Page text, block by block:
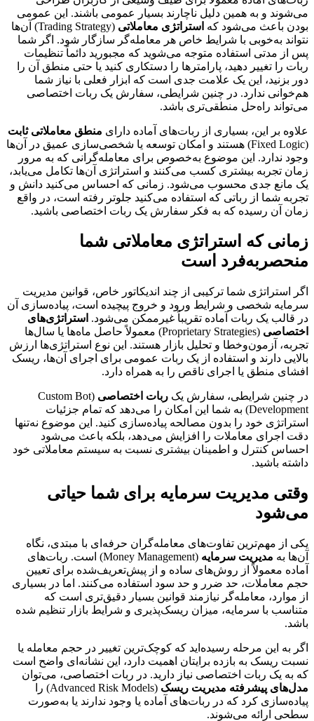
می‌شوند و به همین دلیل ناچارند بسیار عمومی باشند. این عمومی
بودن باعث می‌شود که استراتژی معاملاتی
(Trading Strategy) آن‌ها
نتواند به‌خوبی با شرایط خاص هر معامله‌گر سازگار شود. اگر شما
پس از مدتی استفاده متوجه می‌شوید که مجبورید دائماً تنظیمات
ربات را تغییر دهید، پارامترها را دستکاری کنید یا حتی منطق آن را
دور بزنید، این یک علامت جدی است که ابزار فعلی با نیاز شما
هم‌خوانی ندارد. در چنین شرایطی، سفارش یک ربات اختصاصی
می‌تواند راه‌حل منطقی‌تری باشد.
علاوه بر این، بسیاری از ربات‌های آماده دارای منطق معاملاتی ثابت
(Fixed Logic) هستند و امکان توسعه یا شخصی‌سازی عمیق در آن‌ها
وجود ندارد. این موضوع به‌خصوص برای معامله‌گرانی که به مرور
زمان تجربه بیشتری کسب می‌کنند و استراتژی آن‌ها تکامل می‌یابد،
یک مانع جدی محسوب می‌شود. زمانی که احساس می‌کنید دانش و
تجربه شما از رباتی که استفاده می‌کنید جلوتر رفته است، در واقع
زمان آن رسیده که به فکر سفارش یک ربات اختصاصی باشید.
زمانی که استراتژی معاملاتی شما
منحصر‌به‌فرد است
اگر استراتژی شما ترکیبی از چند اندیکاتور خاص، قوانین مدیریت
سرمایه شخصی و شرایط ورود و خروج پیچیده است، پیاده‌سازی آن
در قالب یک ربات آماده تقریباً غیرممکن می‌شود. استراتژی‌های
اختصاصی
(Proprietary Strategies) معمولاً حاصل ماه‌ها یا سال‌ها
تجربه، آزمون‌وخطا و تحلیل بازار هستند. این نوع استراتژی‌ها ارزش
بالایی دارند و استفاده از یک ربات عمومی برای اجرای آن‌ها، ریسک
افشای منطق یا اجرای ناقص را به همراه دارد.
در چنین شرایطی، سفارش یک ربات اختصاصی (Custom Bot
Development) به شما این امکان را می‌دهد که تمام جزئیات
استراتژی خود را بدون مصالحه پیاده‌سازی کنید. این موضوع نه‌تنها
دقت اجرای معاملات را افزایش می‌دهد، بلکه باعث می‌شود
احساس کنترل و اطمینان بیشتری نسبت به سیستم معاملاتی خود
داشته باشید.
وقتی مدیریت سرمایه برای شما حیاتی
می‌شود
یکی از مهم‌ترین تفاوت‌های معامله‌گران حرفه‌ای با مبتدی، نگاه
آن‌ها به مدیریت سرمایه
(Money Management) است. ربات‌های
آماده معمولاً از روش‌های ساده و از پیش‌تعریف‌شده برای تعیین
حجم معاملات، حد ضرر و حد سود استفاده می‌کنند. اما در بسیاری
از موارد، معامله‌گر نیازمند قوانین بسیار دقیق‌تری است که
متناسب با سرمایه، میزان ریسک‌پذیری و شرایط بازار تنظیم شده
باشد.
اگر به این مرحله رسیده‌اید که کوچک‌ترین تغییر در حجم معامله یا
نسبت ریسک به بازده برایتان اهمیت دارد، این نشانه‌ای واضح است
که به یک ربات اختصاصی نیاز دارید. در ربات اختصاصی، می‌توان
مدل‌های پیشرفته مدیریت ریسک
(Advanced Risk Models) را
پیاده‌سازی کرد که در ربات‌های آماده یا وجود ندارند یا به‌صورت
سطحی ارائه می‌شوند.